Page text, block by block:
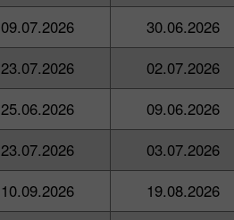
09.07.2026 30.06.2026
23.07.2026 02.07.2026
25.06.2026 09.06.2026
23.07.2026 03.07.2026
10.09.2026 19.08.2026